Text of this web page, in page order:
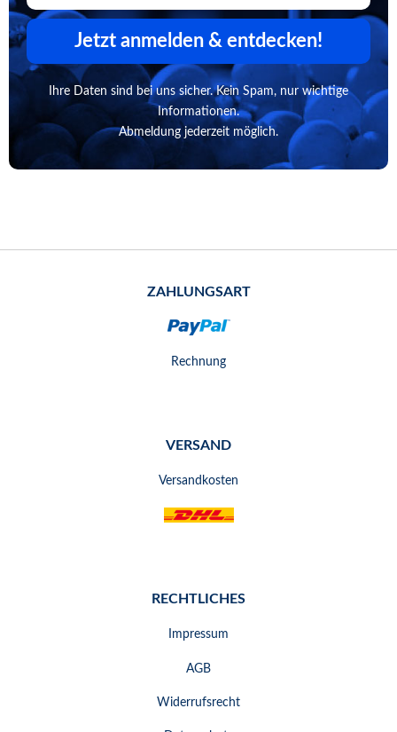
Jetzt anmelden & entdecken!
Ihre Daten sind bei uns sicher. Kein Spam, nur wichtige
Informationen.
Abmeldung jederzeit möglich.
ZAHLUNGSART
Rechnung
VERSAND
Versandkosten
RECHTLICHES
Impressum
AGB
Widerrufsrecht